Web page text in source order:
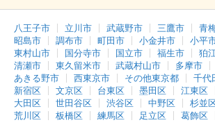
八王子市 立川市 武蔵野市 三鷹市 青
昭島市
調布市 町田市 小金井市 小平
東村山市
国分寺市 国立市 福生市 狛
清瀬市
東久留米市 武蔵村山市 多摩市
あきる野市
西東京市 その他東京都 千代
新宿区
文京区 台東区 墨田区 江東区
大田区
世田谷区 渋谷区 中野区 杉並
荒川区
板橋区 練馬区 足立区 葛飾区